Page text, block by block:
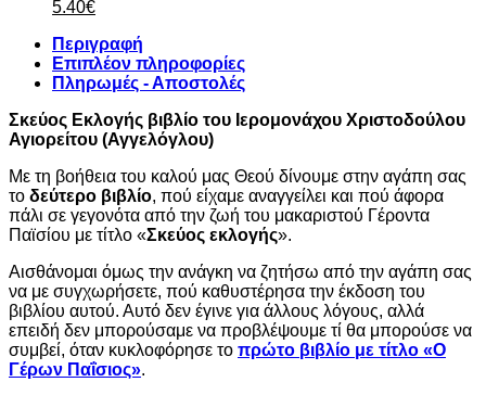
Original
was:
6.00€.
5.40€Η
τιμή
είναι:
5.40€.
Περιγραφή
Επιπλέον πληροφορίες
Πληρωμές - Αποστολές
Σκεύος Εκλογής βιβλίο του Ιερομονάχου Χριστοδούλου
Αγιορείτου (Αγγελόγλου)
Με τη βοήθεια του καλού μας Θεού δίνουμε στην αγάπη σας
το δεύτερο βιβλίο, πού είχαμε αναγγείλει και πού άφορα
πάλι σε γεγονότα από την ζωή του μακαριστού Γέροντα
Παϊσίου με τίτλο «Σκεύος εκλογής».
Αισθάνομαι όμως την ανάγκη να ζητήσω από την αγάπη σας
να με συγχωρήσετε, πού καθυστέρησα την έκδοση του
βιβλίου αυτού. Αυτό δεν έγινε για άλλους λόγους, αλλά
επειδή δεν μπορούσαμε να προβλέψουμε τί θα μπορούσε να
συμβεί, όταν κυκλοφόρησε το πρώτο βιβλίο με τίτλο «Ο
Γέρων Παΐσιος».